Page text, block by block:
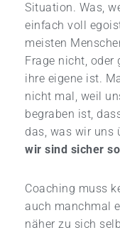
Situation. Was,
einfach voll
meisten
Frage nicht, oder
ihre eigene ist.
nicht mal, weil
begraben ist,
das, was wir uns
wir sind sicher
Coaching muss
auch manchmal
näher zu sich